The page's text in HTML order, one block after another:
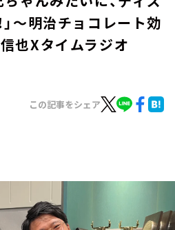
～明治チョコレート効
也Xタイムラジオ
この記事をシェア